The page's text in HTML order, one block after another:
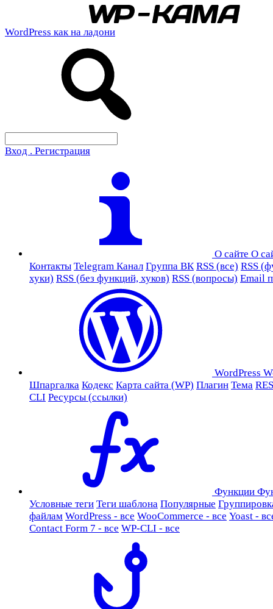
WordPress как на ладони
Вход . Регистрация
О сайте О
Контакты Telegram Канал Группа ВК RSS (все) RSS
хуки) RSS (без функций, хуков) RSS (вопросы) Email
WordPress
Шпаргалка Кодекс Карта сайта (WP) Плагин Тема
CLI Ресурсы (ссылки)
Функции
Условные теги Теги шаблона Популярные
файлам WordPress - все WooCommerce - все Yoast -
Contact Form 7 - все WP-CLI - все